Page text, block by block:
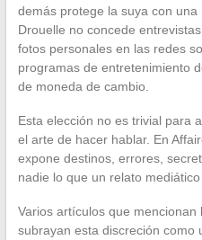
demás protege la suya con
Drouelle no concede
fotos personales en las redes
programas de entretenimiento
de moneda de cambio.
Esta elección no es trivial para
el arte de hacer hablar. En
expone destinos, errores,
nadie lo que un relato
Varios artículos que
subrayan esta discreción como